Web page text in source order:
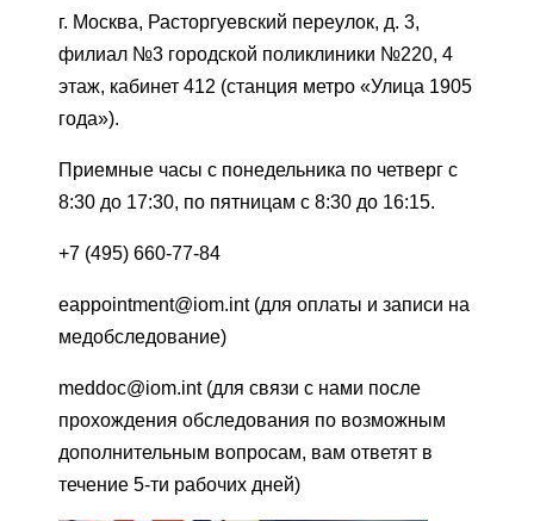
г. Москва, Расторгуевский переулок, д. 3,
филиал №3 городской поликлиники №220, 4
этаж, кабинет 412 (станция метро «Улица 1905
года»).
Приемные часы с понедельника по четверг с
8:30 до 17:30, по пятницам с 8:30 до 16:15.
+7 (495) 660-77-84
eappointment@iom.int (для оплаты и записи на
медобследование)
meddoc@iom.int (для связи с нами после
прохождения обследования по возможным
дополнительным вопросам, вам ответят в
течение 5-ти рабочих дней)